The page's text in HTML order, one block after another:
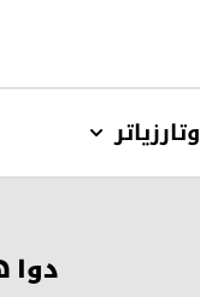
وتارزیاتر
دوا